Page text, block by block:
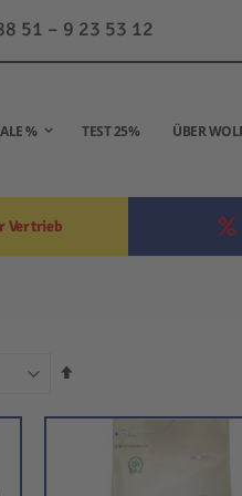
51 – 9 23 53 12
% TEST 25% ÜBER
Vertrieb
In
Reihenfolge